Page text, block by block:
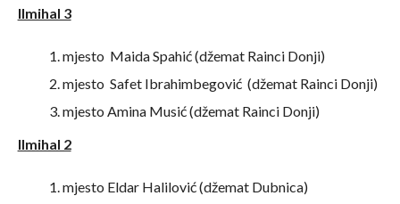
Ilmihal 3
mjesto Maida Spahić (džemat Rainci Donji)
mjesto Safet Ibrahimbegović (džemat Rainci Donji)
mjesto Amina Musić (džemat Rainci Donji)
Ilmihal 2
mjesto Eldar Halilović (džemat Dubnica)